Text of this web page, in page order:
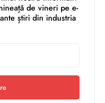
de vineri pe e-
știri din industria